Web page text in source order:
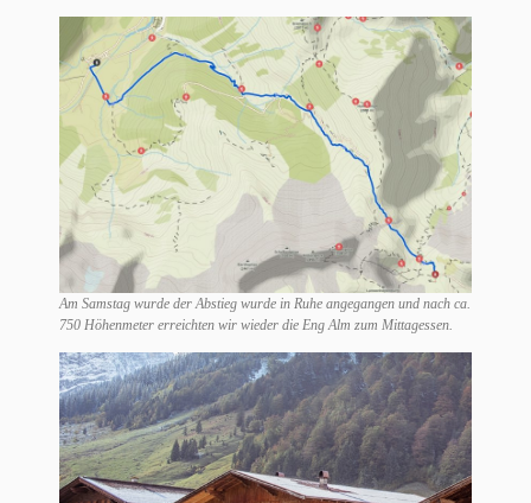
Am Samstag wurde der Abstieg wurde in Ruhe angegangen und nach ca.
750 Höhenmeter erreichten wir wieder die Eng Alm zum Mittagessen.